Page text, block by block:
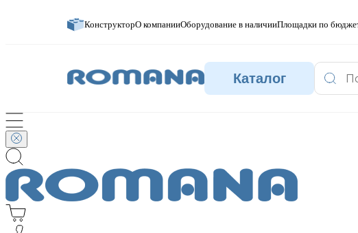
КонструкторО компанииОборудование в наличииПлощадки по
Каталог